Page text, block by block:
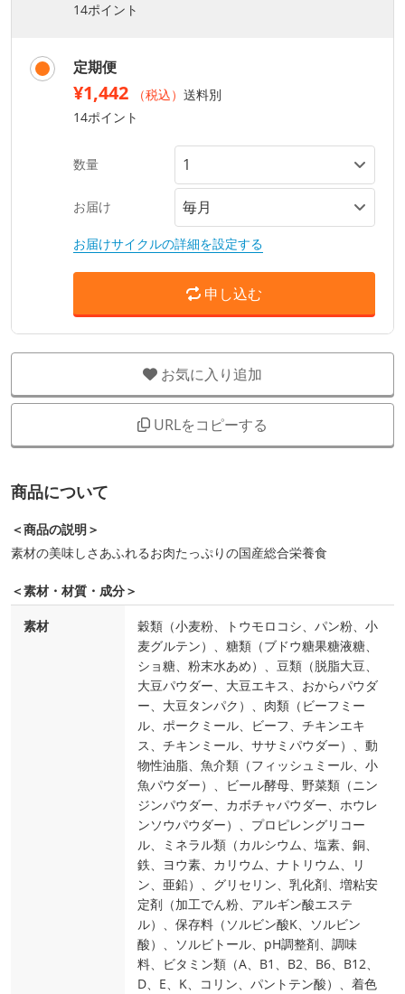
14ポイント
定期便
¥1,442 （税込） 送料別
14ポイント
数量
お届け
お届けサイクルの詳細を設定する
申し込む
お気に入り追加
URLをコピーする
商品について
＜商品の説明＞
素材の美味しさあふれるお肉たっぷりの国産総合栄養食
＜素材・材質・成分＞
素材
穀類（小麦粉、トウモロコシ、パン粉、小
麦グルテン）、糖類（ブドウ糖果糖液糖、
ショ糖、粉末水あめ）、豆類（脱脂大豆、
大豆パウダー、大豆エキス、おからパウダ
ー、大豆タンパク）、肉類（ビーフミー
ル、ポークミール、ビーフ、チキンエキ
ス、チキンミール、ササミパウダー）、動
物性油脂、魚介類（フィッシュミール、小
魚パウダー）、ビール酵母、野菜類（ニン
ジンパウダー、カボチャパウダー、ホウレ
ンソウパウダー）、プロピレングリコー
ル、ミネラル類（カルシウム、塩素、銅、
鉄、ヨウ素、カリウム、ナトリウム、リ
ン、亜鉛）、グリセリン、乳化剤、増粘安
定剤（加工でん粉、アルギン酸エステ
ル）、保存料（ソルビン酸K、ソルビン
酸）、ソルビトール、pH調整剤、調味
料、ビタミン類（A、B1、B2、B6、B12、
D、E、K、コリン、パントテン酸）、着色